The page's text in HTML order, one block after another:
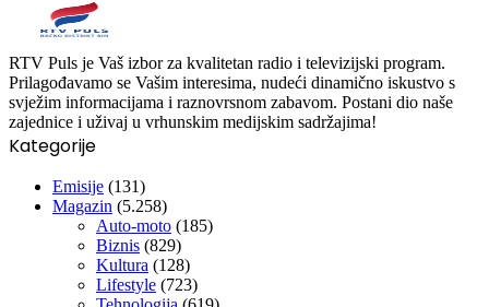
RTV Puls je Vaš izbor za kvalitetan radio i televizijski program.
Prilagođavamo se Vašim interesima, nudeći dinamično iskustvo s
svježim informacijama i raznovrsnom zabavom. Postani dio naše
zajednice i uživaj u vrhunskim medijskim sadržajima!
Kategorije
Emisije (131)
Magazin (5.258)
Auto-moto (185)
Biznis (829)
Kultura (128)
Lifestyle (723)